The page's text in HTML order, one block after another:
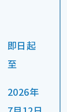
即日起
至
2026年